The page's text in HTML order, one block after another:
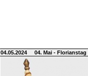
04.05.2024 04. Mai -